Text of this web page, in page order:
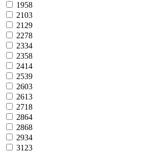
1958
2103
2129
2278
2334
2358
2414
2539
2603
2613
2718
2864
2868
2934
3123